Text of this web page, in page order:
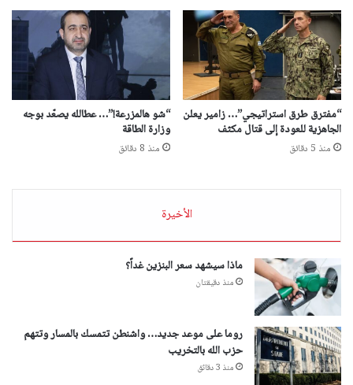
“مفترق طرق استراتيجي”… زامير يعلن
الجاهزية للعودة إلى قتال مكثف
منذ 5 دقائق
“شو هالمزرعة!”… عطالله يصعّد بوجه
وزارة الطاقة
منذ 8 دقائق
الأخيرة
ماذا سيشهد سعر البنزين غداً؟
منذ دقيقتان
روما على موعد جديد… واشنطن تتمسك بالمسار وتتهم
حزب الله بالتخريب
منذ 3 دقائق